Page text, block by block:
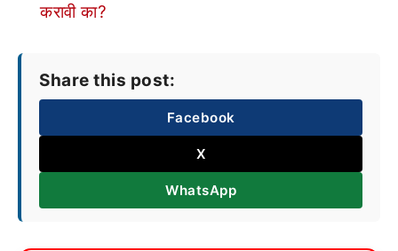
करावी का?
Share this post:
Facebook
X
WhatsApp